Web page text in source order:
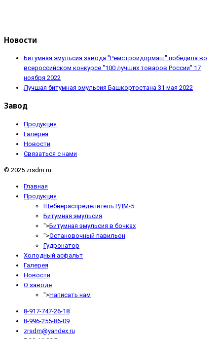
Новости
Битумная эмульсия завода "Ремстройдормаш" победила во
всероссийском конкурсе "100 лучших товаров России" 17
ноября 2022
Лучшая битумная эмульсия Башкортостана 31 мая 2022
Завод
Продукция
Галерея
Новости
Связаться с нами
© 2025 zrsdm.ru
Главная
Продукция
Щебнераспределитель РДМ-5
Битумная эмульсия
">Битумная эмульсия в бочках
">Остановочный павильон
Гудронатор
Холодный асфальт
Галерея
Новости
О заводе
">Написать нам
8-917-747-26-18
8-996-255-86-09
zrsdm@yandex.ru